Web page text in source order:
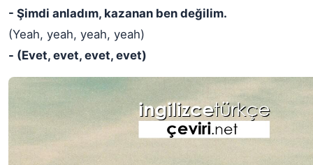
- Şimdi anladım, kazanan ben değilim.
(Yeah, yeah, yeah, yeah)
- (Evet, evet, evet, evet)